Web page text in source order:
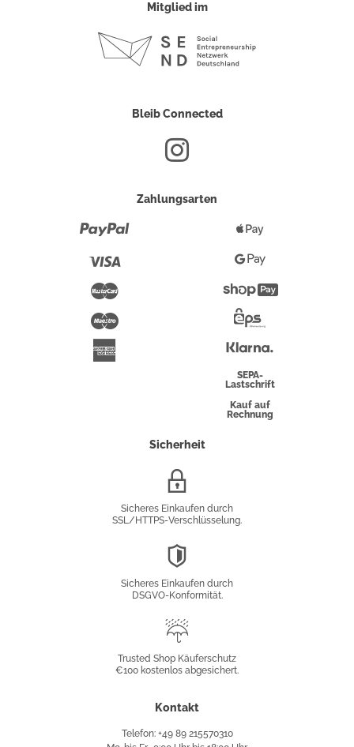
Mitglied im
Bleib Connected
Zahlungsarten
Maestro
Pay
Google
Pay
Überweisung
SEPA-
Lastschrift
Kauf auf
Rechnung
Sicherheit
Sicheres Einkaufen durch
SSL/HTTPS-Verschlüsselung.
Sicheres Einkaufen durch
DSGVO-Konformität.
Käuferschutz
Trusted Shop Käuferschutz
€100 kostenlos abgesichert.
Kontakt
Telefon: +49 89 215570310